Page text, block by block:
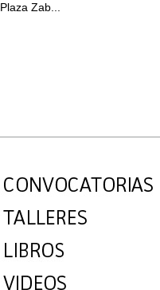
Plaza Zab...